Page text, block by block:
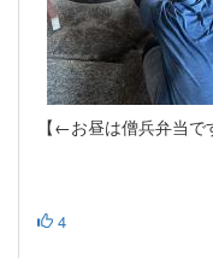
【←お昼は僧兵弁当で
4